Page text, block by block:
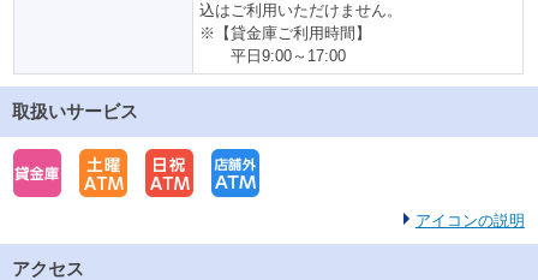
込はご利用いただけません。
※【貸金庫ご利用時間】
平日9:00～17:00
取扱いサービス
アイコンの説明
アクセス